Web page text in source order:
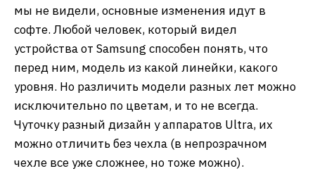
мы не видели, основные изменения идут в
софте. Любой человек, который видел
устройства от Samsung способен понять, что
перед ним, модель из какой линейки, какого
уровня. Но различить модели разных лет можно
исключительно по цветам, и то не всегда.
Чуточку разный дизайн у аппаратов Ultra, их
можно отличить без чехла (в непрозрачном
чехле все уже сложнее, но тоже можно).